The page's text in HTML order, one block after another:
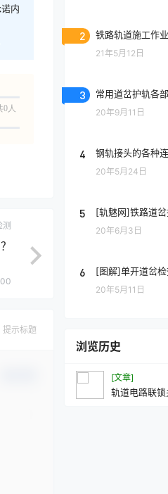
内
0人
测
提示标题
2 铁路轨道施工作
21年5月12日
3 常用道岔护轨各
20年9月11日
4 钢轨接头的各种
20年5月24日
5 [轨魅网]铁路道
20年6月3日
6 [图解]单开道岔
20年5月11日
浏览历史
[文章]
轨道电路联